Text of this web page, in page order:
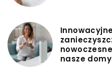
nasze